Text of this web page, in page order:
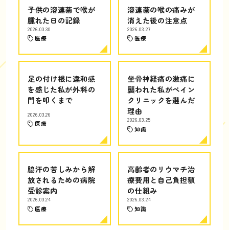
子供の溶連菌で喉が
腫れた日の記録
2026.03.30
医療
溶連菌の喉の痛みが
消えた後の注意点
2026.03.27
医療
足の付け根に違和感
を感じた私が外科の
門を叩くまで
2026.03.26
医療
坐骨神経痛の激痛に
襲われた私がペイン
クリニックを選んだ
理由
2026.03.25
知識
脇汗の苦しみから解
放されるための病院
受診案内
2026.03.24
医療
高齢者のリウマチ治
療費用と自己負担額
の仕組み
2026.03.24
知識